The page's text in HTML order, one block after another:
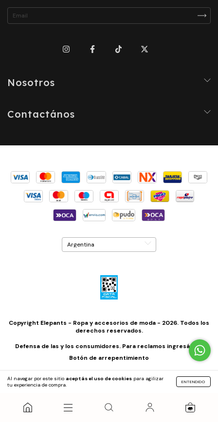
Al navegar por este sitio aceptás el uso de cookies para agilizar
tu experiencia de compra.
ENTENDIDO
0
Nosotros
Contactános
Copyright Elepants - Ropa y accesorios de moda - 2026. Todos los
derechos reservados.
Defensa de las y los consumidores. Para reclamos ingresá acá.
Botón de arrepentimiento